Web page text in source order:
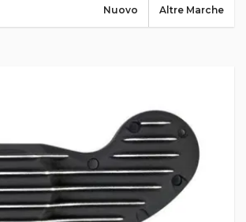
Altre Marche
Nuovo